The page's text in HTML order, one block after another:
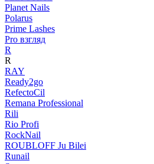
Planet Nails
Polarus
Prime Lashes
Pro взгляд
R
R
RAY
Ready2go
RefectoCil
Remana Professional
Rili
Rio Profi
RockNail
ROUBLOFF Ju Bilei
Runail